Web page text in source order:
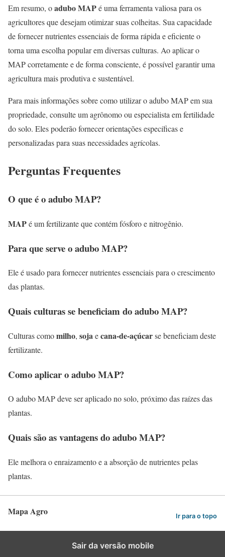
Em resumo, oadubo MAPé uma ferramenta valiosa para os
agricultores que desejam otimizar suas colheitas. Sua capacidade
de fornecer nutrientes essenciais de forma rápida e eficiente o
torna uma escolha popular em diversas culturas. Ao aplicar o
MAP corretamente e de forma consciente, é possível garantir uma
agricultura mais produtiva e sustentável.
Para mais informações sobre como utilizar o adubo MAP em sua
propriedade, consulte um agrônomo ou especialista em fertilidade
do solo. Eles poderão fornecer orientações específicas e
personalizadas para suas necessidades agrícolas.
Perguntas Frequentes
O que é o adubo MAP?
MAPé um fertilizante que contém fósforo e nitrogênio.
Para que serve o adubo MAP?
Ele é usado para fornecer nutrientes essenciais para o crescimento
das plantas.
Quais culturas se beneficiam do adubo MAP?
Culturas comomilho, sojaecana-de-açúcarse beneficiam deste
fertilizante.
Como aplicar o adubo MAP?
O adubo MAP deve ser aplicado no solo, próximo das raízes das
plantas.
Quais são as vantagens do adubo MAP?
Ele melhora o enraizamento e a absorção de nutrientes pelas
plantas.
Mapa Agro Ir para o topo
Sair da versão mobile